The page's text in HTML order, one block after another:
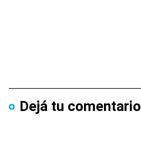
Dejá tu comentario